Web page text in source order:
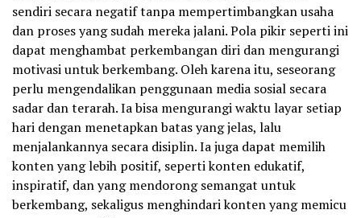
sendiri secara negatif tanpa mempertimbangkan usaha
dan proses yang sudah mereka jalani. Pola pikir seperti ini
dapat menghambat perkembangan diri dan mengurangi
motivasi untuk berkembang. Oleh karena itu, seseorang
perlu mengendalikan penggunaan media sosial secara
sadar dan terarah. Ia bisa mengurangi waktu layar setiap
hari dengan menetapkan batas yang jelas, lalu
menjalankannya secara disiplin. Ia juga dapat memilih
konten yang lebih positif, seperti konten edukatif,
inspiratif, dan yang mendorong semangat untuk
berkembang, sekaligus menghindari konten yang memicu